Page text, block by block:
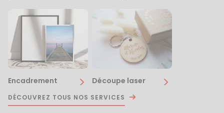
Encadrement Découpe laser
DÉCOUVREZ TOUS NOS SERVICES